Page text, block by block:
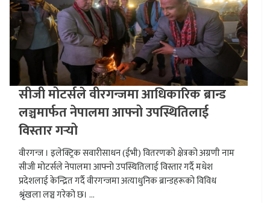
सीजी मोटर्सले वीरगन्जमा आधिकारिक ब्रान्ड
लञ्चमार्फत नेपालमा आफ्नो उपस्थितिलाई
विस्तार गर्‍यो
वीरगन्ज । इलेक्ट्रिक सवारीसाधन (ईभी) वितरणको क्षेत्रको अग्रणी नाम
सीजी मोटर्सले नेपालमा आफ्नो उपस्थितिलाई विस्तार गर्दै मधेश
प्रदेशलाई केन्द्रित गर्दै वीरगन्जमा अत्याधुनिक ब्रान्डहरूको विविध
श्रृंखला लञ्च गरेको छ। ...